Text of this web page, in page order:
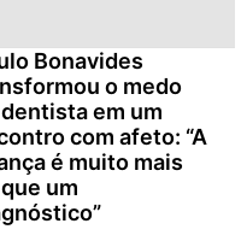
Bonavides
o medo
em um
com afeto: “A
é muito mais
um